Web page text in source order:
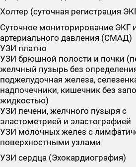
Холтер (суточная регистрация
Суточное мониторирование ЭКГ
артериального давления (СМАД)
УЗИ платно
УЗИ брюшной полости и почки
желчный пузырь без
поджелудочная железа,
надпочечники, кишечник без
жидкостью)
УЗИ печени, желчного пузыря с
эластометрией и эластографией
УЗИ молочных желез с
поверхностными узлами
УЗИ сердца (Эхокардиография)